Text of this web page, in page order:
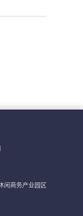
闲商务产业园区